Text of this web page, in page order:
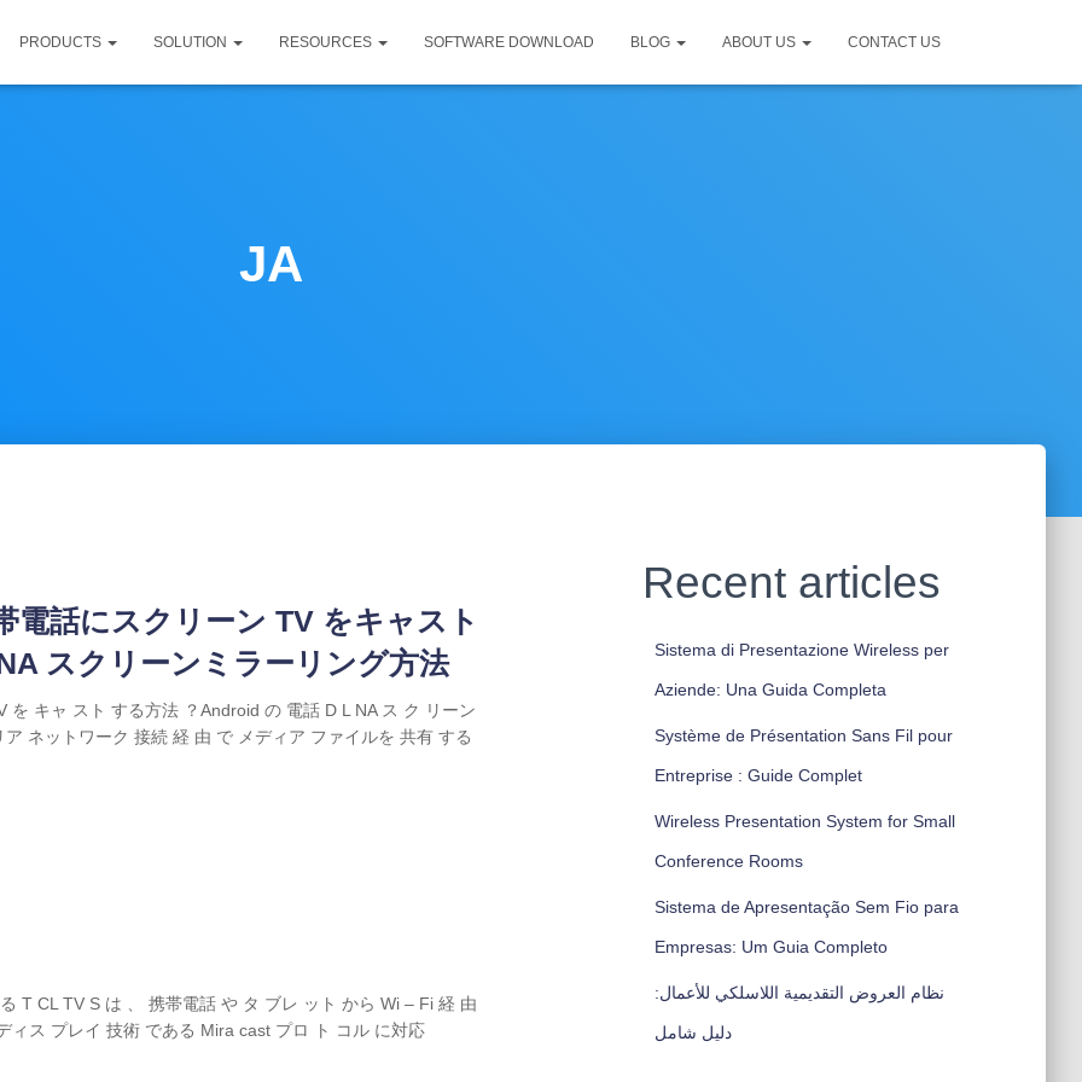
PRODUCTS SOLUTION RESOURCES SOFTWARE DOWNLOAD BLOG ABOUT US CONTACT US
JA
話にスクリーン TV をキャスト
スクリーンミラーリング方法
キャ スト する方法 ？Android の 電話 D L NA ス ク リーン
ネットワーク 接続 経 由 で メディア ファイルを 共有 する
T CL TV S は 、 携帯電話 や タ ブレ ット から Wi – Fi 経 由
ス プレイ 技術 である Mira cast プロ ト コル に対応
Recent articles
Sistema di Presentazione Wireless per
Aziende: Una Guida Completa
Système de Présentation Sans Fil pour
Entreprise : Guide Complet
Wireless Presentation System for Small
Conference Rooms
Sistema de Apresentação Sem Fio para
Empresas: Um Guia Completo
نظام العروض التقديمية اللاسلكي للأعمال:
دليل شامل